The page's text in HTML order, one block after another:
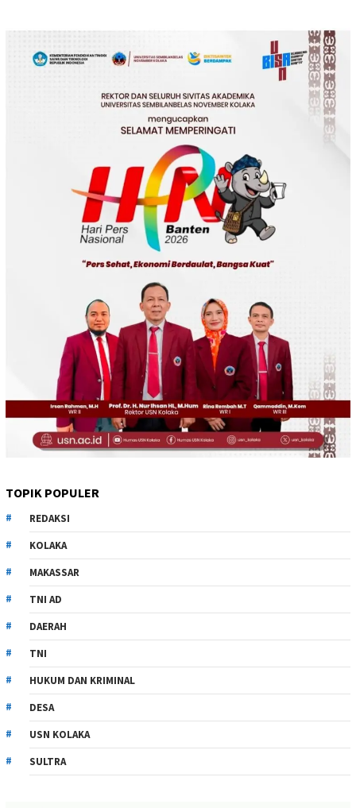
TOPIK POPULER
REDAKSI
KOLAKA
MAKASSAR
TNI AD
DAERAH
TNI
HUKUM DAN KRIMINAL
DESA
USN KOLAKA
SULTRA